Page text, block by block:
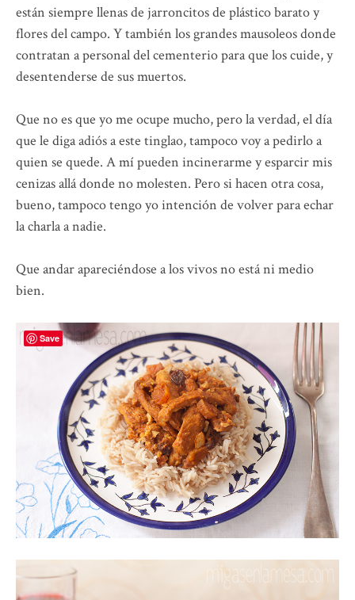
están siempre llenas de jarroncitos de plástico barato y
flores del campo. Y también los grandes mausoleos donde
contratan a personal del cementerio para que los cuide, y
desentenderse de sus muertos.
Que no es que yo me ocupe mucho, pero la verdad, el día
que le diga adiós a este tinglao, tampoco voy a pedirlo a
quien se quede. A mí pueden incinerarme y esparcir mis
cenizas allá donde no molesten. Pero si hacen otra cosa,
bueno, tampoco tengo yo intención de volver para echar
la charla a nadie.
Que andar apareciéndose a los vivos no está ni medio
bien.
Save